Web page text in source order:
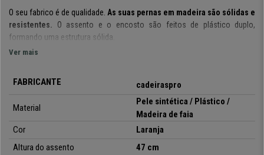
O seu fabrico é de qualidade. As suas pernas em madeira são sólidas e
resistentes. O assento e o encosto são feitos de plástico duplo,
formando uma estrutura sólida.
No CadeirasPro fazemos a diferença e oferecemos
melhor design e acabamento ao melhor preço. Não perca esta
Ver mais
FABRICANTE cadeiraspro
Material
Pele sintética / Plástico /
Madeira de faia
Cor
Laranja
Altura do assento
47 cm